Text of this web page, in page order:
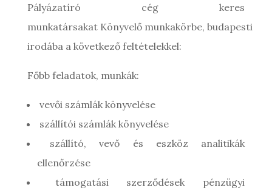
Pályázatíró cég keres
munkatársakat Könyvelő munkakörbe, budapesti
irodába a következő feltételekkel:
Főbb feladatok, munkák:
vevői számlák könyvelése
szállítói számlák könyvelése
szállító, vevő és eszköz analitikák
ellenőrzése
támogatási szerződések pénzügyi